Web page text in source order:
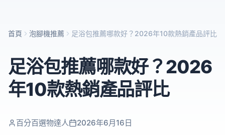
首頁 泡腳機推薦 足浴包推薦哪款好？2026年10款熱銷產品評比
足浴包推薦哪款好？2026
年10款熱銷產品評比
百分百選物達人 2026年6月16日